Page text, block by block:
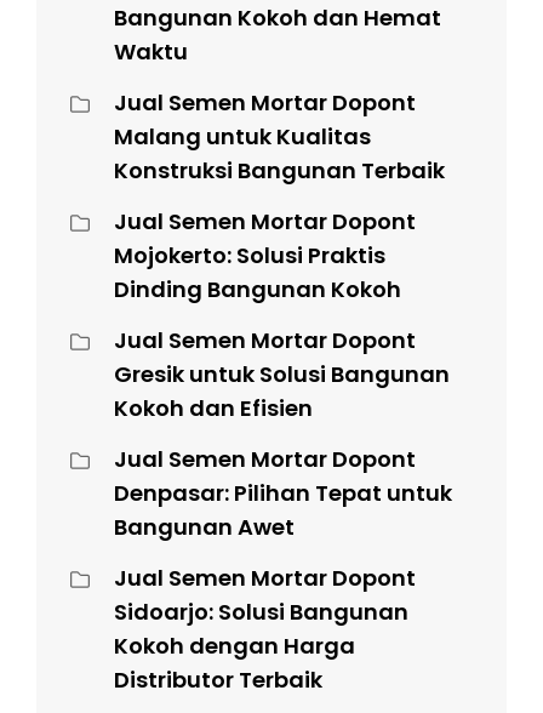
Bangunan Kokoh dan Hemat
Waktu
Jual Semen Mortar Dopont
Malang untuk Kualitas
Konstruksi Bangunan Terbaik
Jual Semen Mortar Dopont
Mojokerto: Solusi Praktis
Dinding Bangunan Kokoh
Jual Semen Mortar Dopont
Gresik untuk Solusi Bangunan
Kokoh dan Efisien
Jual Semen Mortar Dopont
Denpasar: Pilihan Tepat untuk
Bangunan Awet
Jual Semen Mortar Dopont
Sidoarjo: Solusi Bangunan
Kokoh dengan Harga
Distributor Terbaik